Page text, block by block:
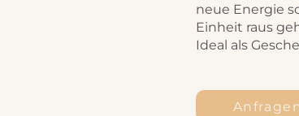
neue Energie
Einheit raus
Ideal als